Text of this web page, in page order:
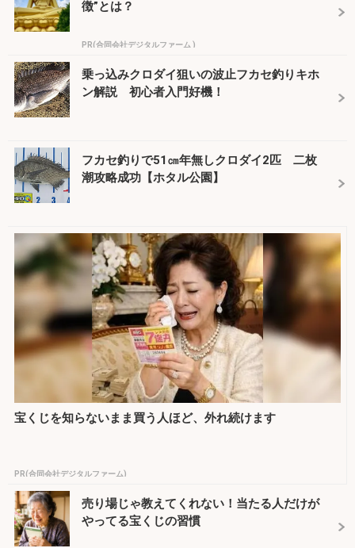
徴”とは？
PR(合同会社デジタルファーム )
乗っ込みクロダイ狙いの波止フカセ釣りキホ
ン解説 初心者入門好機！
フカセ釣りで51㎝年無しクロダイ2匹 二枚
潮攻略成功【ホタル公園】
宝くじを知らないまま買う人ほど、外れ続けます
PR(合同会社デジタルファーム)
売り場じゃ教えてくれない！当たる人だけが
やってる宝くじの習慣